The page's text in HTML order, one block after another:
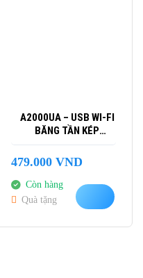
A2000UA – USB WI-FI
BĂNG TẦN KÉP
AC1200
479.000 VND
Còn hàng
Quà tặng